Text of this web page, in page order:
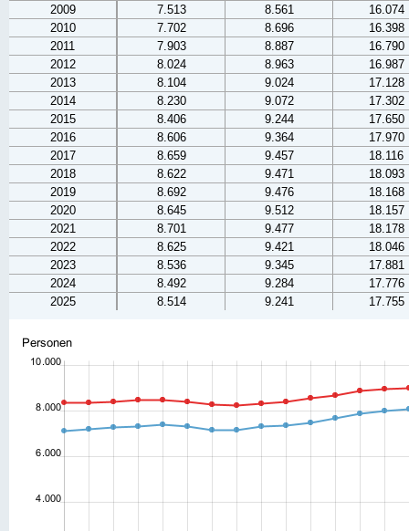
2009
7.513 8.561
16.074
2010
7.702 8.696
16.398
2011
7.903 8.887
16.790
2012
8.024 8.963
16.987
2013
8.104 9.024
17.128
2014
8.230 9.072
17.302
2015
8.406 9.244
17.650
2016
8.606 9.364
17.970
2017
8.659 9.457
18.116
2018
8.622 9.471
18.093
2019
8.692 9.476
18.168
2020
8.645 9.512
18.157
2021
8.701 9.477
18.178
2022
8.625 9.421
18.046
2023
8.536 9.345
17.881
2024
8.492 9.284
17.776
2025
8.514 9.241 17.755